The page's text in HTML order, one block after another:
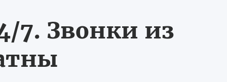
7. Звонки из